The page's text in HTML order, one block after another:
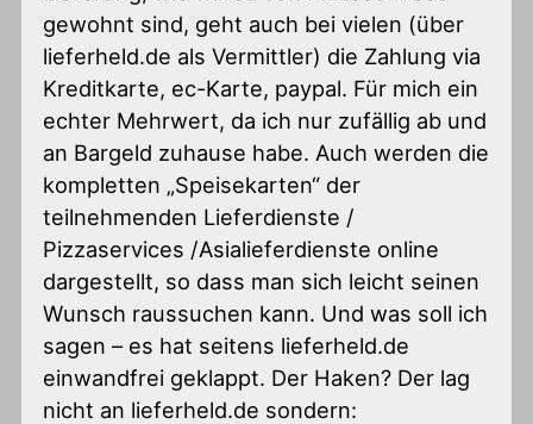
gewohnt sind, geht auch bei vielen (über
lieferheld.de als Vermittler) die Zahlung via
Kreditkarte, ec-Karte, paypal. Für mich ein
echter Mehrwert, da ich nur zufällig ab und
an Bargeld zuhause habe. Auch werden die
kompletten „Speisekarten“ der
teilnehmenden Lieferdienste /
Pizzaservices /Asialieferdienste online
dargestellt, so dass man sich leicht seinen
Wunsch raussuchen kann. Und was soll ich
sagen – es hat seitens lieferheld.de
einwandfrei geklappt. Der Haken? Der lag
nicht an lieferheld.de sondern: